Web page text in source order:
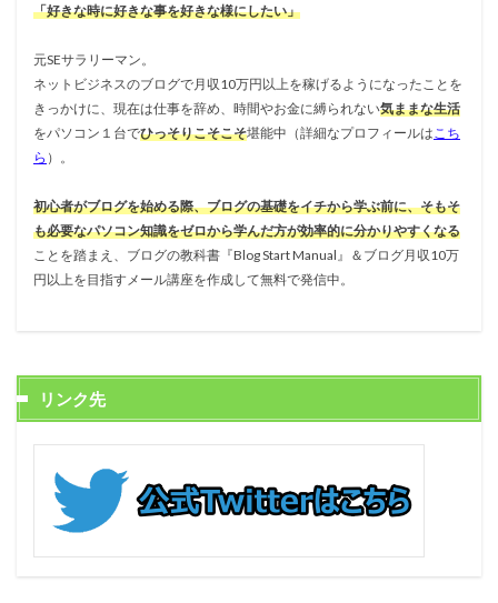
「好きな時に好きな事を好きな様にしたい」
元SEサラリーマン。
ネットビジネスのブログで月収10万円以上を稼げるようになったことを
きっかけに、現在は仕事を辞め、時間やお金に縛られない気ままな生活
をパソコン１台でひっそりこそこそ堪能中（詳細なプロフィールは こち
ら ）。
初心者がブログを始める際、ブログの基礎をイチから学ぶ前に、そもそ
も必要なパソコン知識をゼロから学んだ方が効率的に分かりやすくなる
ことを踏まえ、ブログの教科書『Blog Start Manual』＆ブログ月収10万
円以上を目指すメール講座を作成して無料で発信中。
リンク先